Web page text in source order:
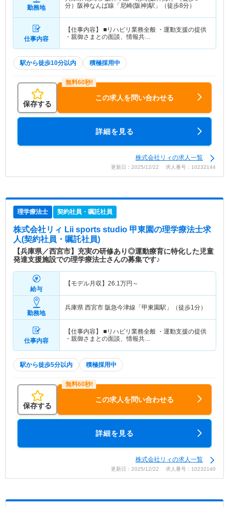
勤務地
分）阪神なんば線「尼崎(阪神)駅」（徒歩8分）
仕事内容
【仕事内容】 ■リハビリ業務全般 ・運動支援の提供
・親御さまとの面談、情報共…
駅から徒歩10分以内 積極採用中
保存する
この求人を問い合わせる
詳細を見る
株式会社リィの求人一覧
更新日：2025/12/22 求人番号：10232144
理学療法士 契約社員・嘱託社員
株式会社リィ Lii sports studio 甲東園の理学療法士求
人(契約社員・嘱託社員)
【兵庫県／西宮市】充実の研修あり◎運動療育に特化した児童
発達支援施設での理学療法士さんの募集です♪
給与
【モデル月収】 26.1万円～
勤務地
兵庫県 西宮市 阪急今津線「甲東園駅」（徒歩1分）
仕事内容
【仕事内容】 ■リハビリ業務全般 ・運動支援の提供
・親御さまとの面談、情報共…
駅から徒歩5分以内 積極採用中
保存する
この求人を問い合わせる
詳細を見る
株式会社リィの求人一覧
更新日：2025/12/22 求人番号：10232140